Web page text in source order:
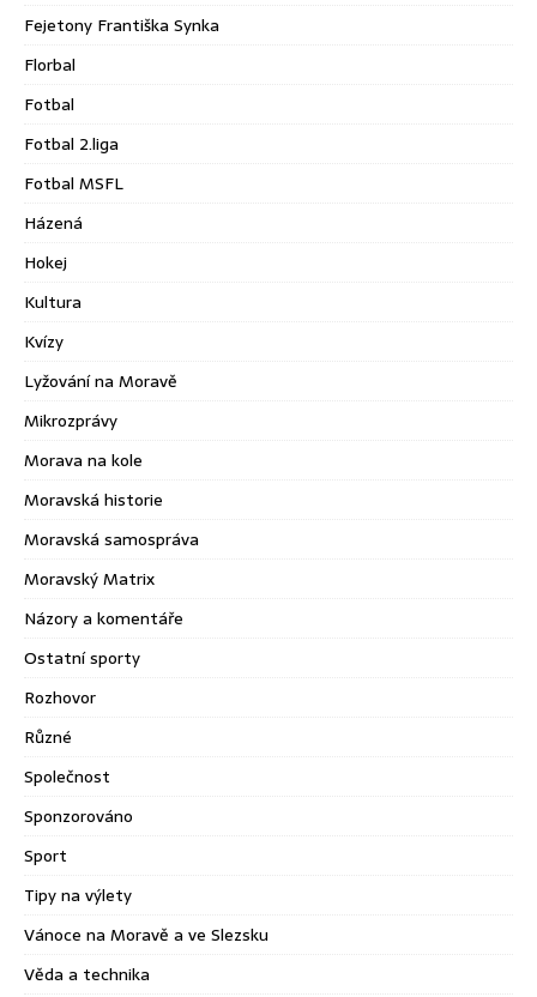
Fejetony Františka Synka
Florbal
Fotbal
Fotbal 2.liga
Fotbal MSFL
Házená
Hokej
Kultura
Kvízy
Lyžování na Moravě
Mikrozprávy
Morava na kole
Moravská historie
Moravská samospráva
Moravský Matrix
Názory a komentáře
Ostatní sporty
Rozhovor
Různé
Společnost
Sponzorováno
Sport
Tipy na výlety
Vánoce na Moravě a ve Slezsku
Věda a technika